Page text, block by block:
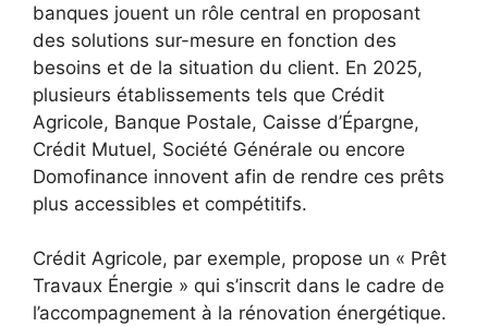
banques jouent un rôle central en proposant
des solutions sur-mesure en fonction des
besoins et de la situation du client. En 2025,
plusieurs établissements tels que Crédit
Agricole, Banque Postale, Caisse d’Épargne,
Crédit Mutuel, Société Générale ou encore
Domofinance innovent afin de rendre ces prêts
plus accessibles et compétitifs.
Crédit Agricole, par exemple, propose un « Prêt
Travaux Énergie » qui s’inscrit dans le cadre de
l’accompagnement à la rénovation énergétique.